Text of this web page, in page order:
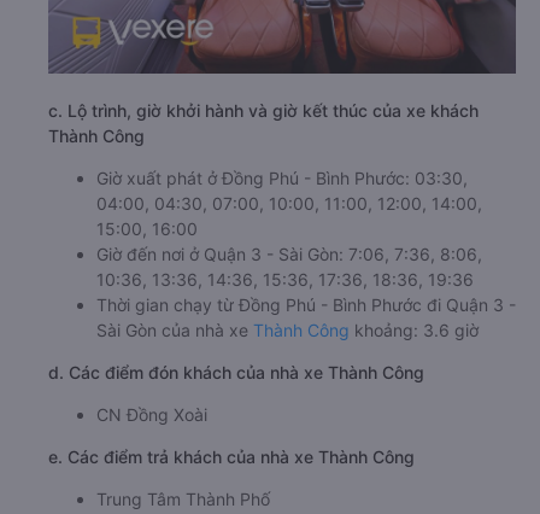
c. Lộ trình, giờ khởi hành và giờ kết thúc của xe khách
Thành Công
Giờ xuất phát ở Đồng Phú - Bình Phước: 03:30,
04:00, 04:30, 07:00, 10:00, 11:00, 12:00, 14:00,
15:00, 16:00
Giờ đến nơi ở Quận 3 - Sài Gòn: 7:06, 7:36, 8:06,
10:36, 13:36, 14:36, 15:36, 17:36, 18:36, 19:36
Thời gian chạy từ Đồng Phú - Bình Phước đi Quận 3 -
Sài Gòn của nhà xe Thành Công khoảng: 3.6 giờ
d. Các điểm đón khách của nhà xe Thành Công
CN Đồng Xoài
e. Các điểm trả khách của nhà xe Thành Công
Trung Tâm Thành Phố